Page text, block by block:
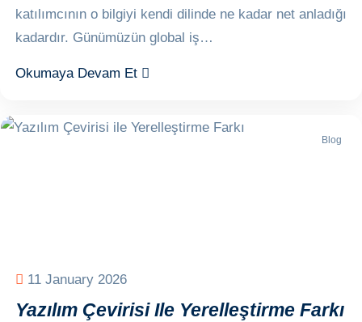
katılımcının o bilgiyi kendi dilinde ne kadar net anladığı
kadardır. Günümüzün global iş…
Okumaya Devam Et
Blog
11 January 2026
Yazılım Çevirisi Ile Yerelleştirme Farkı